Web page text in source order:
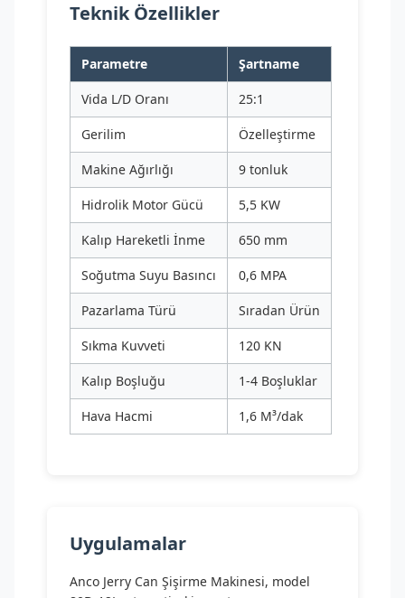
Teknik Özellikler
Parametre Şartname
Vida L/D Oranı 25:1
Gerilim Özelleştirme
Makine Ağırlığı 9 tonluk
Hidrolik Motor Gücü 5,5 KW
Kalıp Hareketli İnme 650 mm
Soğutma Suyu Basıncı 0,6 MPA
Pazarlama Türü Sıradan Ürün
Sıkma Kuvveti 120 KN
Kalıp Boşluğu 1-4 Boşluklar
Hava Hacmi 1,6 M³/dak
Uygulamalar
Anco Jerry Can Şişirme Makinesi, model